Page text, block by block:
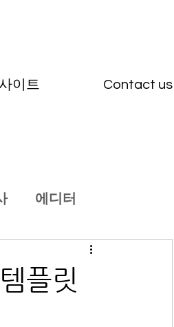
이트 Contact us
에디터
플릿